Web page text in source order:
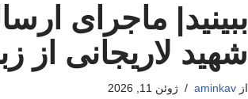
ببینید| ماجرای
شهید لاریجانی از
ازaminkav ژوئن 11, 2026